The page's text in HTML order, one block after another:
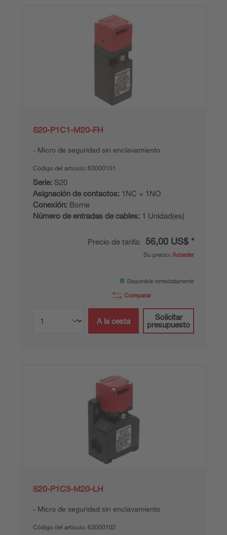
S20-P1C1-M20-FH
Micro de seguridad sin enclavamiento
Código del articulo: 63000101
Serie: S20
Asignación de contactos: 1NC + 1NO
Conexión: Borne
Número de entradas de cables: 1 Unidad(es)
Precio de tarifa: 56,00 US$ *
Su precio: Acceder
Disponible inmediatamente
Comparar
A la cesta
Solicitar
presupuesto
S20-P1C3-M20-LH
Micro de seguridad sin enclavamiento
Código del articulo: 63000102